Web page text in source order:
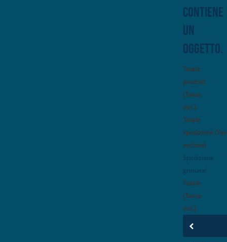
contiene
un
oggetto.
Totale
prodotti
(Tasse
incl.)
Totale
spedizione
escluse)
Spedizione
gratuita!
Totale
(Tasse
incl.)